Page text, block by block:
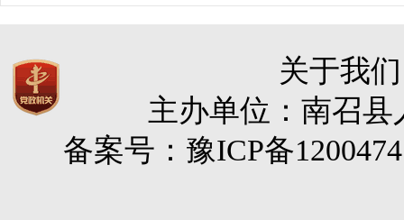
关于我们
主办单位：南召
备案号：豫ICP备